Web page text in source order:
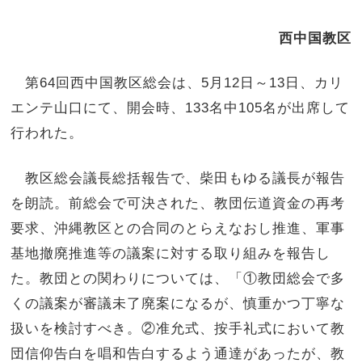
西中国教区
第64回西中国教区総会は、5月12日～13日、カリ
エンテ山口にて、開会時、133名中105名が出席して
行われた。
教区総会議長総括報告で、柴田もゆる議長が報告
を朗読。前総会で可決された、教団伝道資金の再考
要求、沖縄教区との合同のとらえなおし推進、軍事
基地撤廃推進等の議案に対する取り組みを報告し
た。教団との関わりについては、「①教団総会で多
くの議案が審議未了廃案になるが、慎重かつ丁寧な
扱いを検討すべき。②准允式、按手礼式において教
団信仰告白を唱和告白するよう通達があったが、教